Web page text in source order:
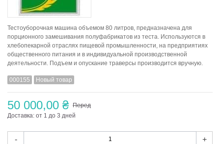
Тестоуборочная машина объемом 80 литров, предназначена для
порционного замешивания полуфабрикатов из теста. Используются в
хлебопекарной отраслях пищевой промышленности, на предприятиях
общественного питания и в индивидуальной производственной
деятельности. Подъем и опускание траверсы производится вручную.
000155 Новый товар
50 000,00 ₴ Перед
Доставка: от 1 до 3 дней
- +